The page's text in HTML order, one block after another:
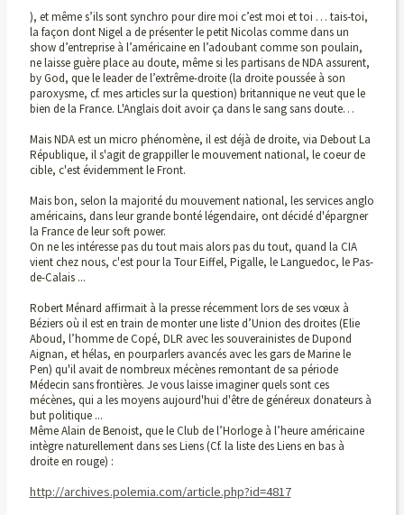
), et même s’ils sont synchro pour dire moi c’est moi et toi … tais-toi,
la façon dont Nigel a de présenter le petit Nicolas comme dans un
show d’entreprise à l’américaine en l’adoubant comme son poulain,
ne laisse guère place au doute, même si les partisans de NDA assurent,
by God, que le leader de l’extrême-droite (la droite poussée à son
paroxysme, cf. mes articles sur la question) britannique ne veut que le
bien de la France. L'Anglais doit avoir ça dans le sang sans doute…
Mais NDA est un micro phénomène, il est déjà de droite, via Debout La
République, il s'agit de grappiller le mouvement national, le coeur de
cible, c'est évidemment le Front.
Mais bon, selon la majorité du mouvement national, les services anglo
américains, dans leur grande bonté légendaire, ont décidé d'épargner
la France de leur soft power.
On ne les intéresse pas du tout mais alors pas du tout, quand la CIA
vient chez nous, c'est pour la Tour Eiffel, Pigalle, le Languedoc, le Pas-
de-Calais ...
Robert Ménard affirmait à la presse récemment lors de ses vœux à
Béziers où il est en train de monter une liste d’Union des droites (Elie
Aboud, l’homme de Copé, DLR avec les souverainistes de Dupond
Aignan, et hélas, en pourparlers avancés avec les gars de Marine le
Pen) qu'il avait de nombreux mécènes remontant de sa période
Médecin sans frontières. Je vous laisse imaginer quels sont ces
mécènes, qui a les moyens aujourd'hui d'être de généreux donateurs à
but politique ...
Même Alain de Benoist, que le Club de l’Horloge à l’heure américaine
intègre naturellement dans ses Liens (Cf. la liste des Liens en bas à
droite en rouge) :
http://archives.polemia.com/article.php?id=4817